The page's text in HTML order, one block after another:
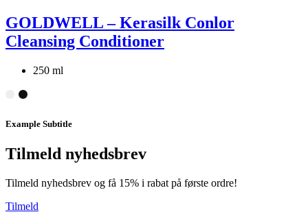
GOLDWELL – Kerasilk Conlor
Cleansing Conditioner
250 ml
Example Subtitle
Tilmeld nyhedsbrev
Tilmeld nyhedsbrev og få 15% i rabat på første ordre!
Tilmeld